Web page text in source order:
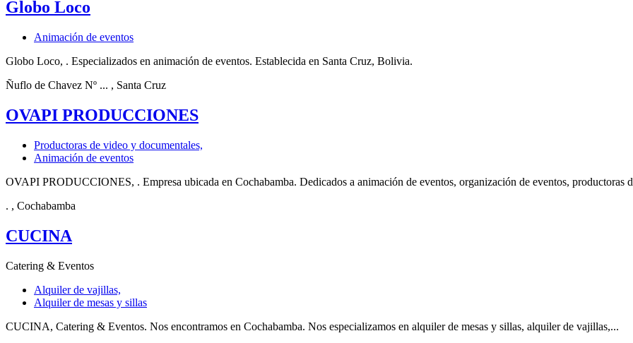
Globo Loco
Animación de eventos
Globo Loco, . Especializados en animación de eventos. Establecida en Santa Cruz, Bolivia.
Ñuflo de Chavez Nº ... , Santa Cruz
OVAPI PRODUCCIONES
Productoras de video y documentales,
Animación de eventos
OVAPI PRODUCCIONES, . Empresa ubicada en Cochabamba. Dedicados a animación de eventos, organización de eventos, productoras
. , Cochabamba
CUCINA
Catering & Eventos
Alquiler de vajillas,
Alquiler de mesas y sillas
CUCINA, Catering & Eventos. Nos encontramos en Cochabamba. Nos especializamos en alquiler de mesas y sillas, alquiler de vajillas,...